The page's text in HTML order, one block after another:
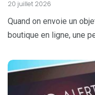
20 juillet 2026
Quand on envoie un
boutique en ligne, une